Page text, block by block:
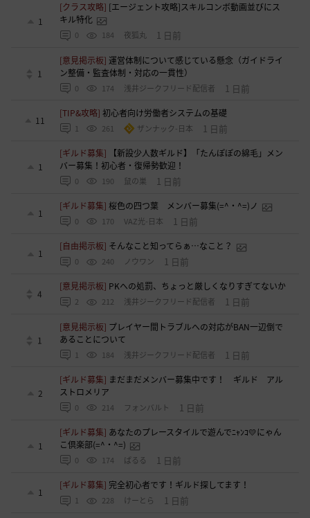
1
[クラス攻略] [エージェント攻略]スキルコンボ動画並びにス
キル特化
0 184 夜狐丸 1 日前
1
[意見掲示板]運営体制について感じている懸念（ガイドライ
ン整備・監査体制・対応の一貫性）
0 174 浅井ジークフリード配信者 1 日前
11
[TIP&攻略]初心者向け労働者システムの基礎
1 261 ザンナック-日本 1 日前
1
[ギルド募集]
【新設少人数ギルド】「たんぽぽの綿毛」メン
バー募集！初心者・復帰勢歓迎！
0 190 鼠の巣 1 日前
1
[ギルド募集]桜色の四つ葉 メンバー募集(=^・^=)ノ
0 170 VAZ光-日本 1 日前
1
[自由掲示板] そんなこと知ってらぁ…なこと？
0 240 ノウワン 1 日前
4
[意見掲示板] PKへの処罰、ちょっと厳しくなりすぎてないか
2 212 浅井ジークフリード配信者 1 日前
1
[意見掲示板] プレイヤー間トラブルへの対応がBAN一辺倒で
あることについて
1 184 浅井ジークフリード配信者 1 日前
2
[ギルド募集] まだまだメンバー募集中です！ ギルド アル
ストロメリア
0 214 フォンバルト 1 日前
1
[ギルド募集] あなたのプレースタイルで遊んでﾆｬﾝｺ💛にゃん
こ倶楽部(=^・^=)
0 174 ぱるる 1 日前
1
[ギルド募集] 完全初心者です！ギルド探してます！
1 228 けーとら 1 日前